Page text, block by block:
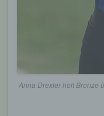
Anna Drexler holt Bronze